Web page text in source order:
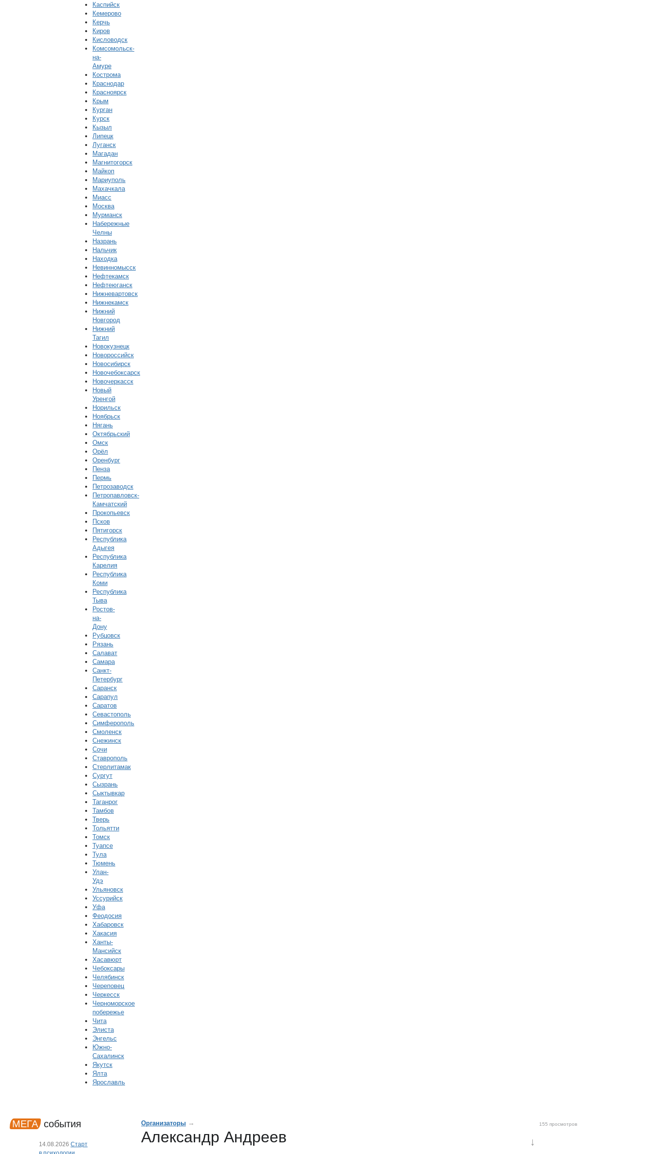
Каспийск
Кемерово
Керчь
Киров
Кисловодск
Комсомольск-
на-
Амуре
Кострома
Краснодар
Красноярск
Крым
Курган
Курск
Кызыл
Липецк
Луганск
Магадан
Магнитогорск
Майкоп
Мариуполь
Махачкала
Миасс
Москва
Мурманск
Набережные
Челны
Назрань
Нальчик
Находка
Невинномысск
Нефтекамск
Нефтеюганск
Нижневартовск
Нижнекамск
Нижний
Новгород
Нижний
Тагил
Новокузнецк
Новороссийск
Новосибирск
Новочебоксарск
Новочеркасск
Новый
Уренгой
Норильск
Ноябрьск
Нягань
Октябрьский
Омск
Орёл
Оренбург
Пенза
Пермь
Петрозаводск
Петропавловск-
Камчатский
Прокопьевск
Псков
Пятигорск
Республика
Адыгея
Республика
Карелия
Республика
Коми
Республика
Тыва
Ростов-
на-
Дону
Рубцовск
Рязань
Салават
Самара
Санкт-
Петербург
Саранск
Сарапул
Саратов
Севастополь
Симферополь
Смоленск
Снежинск
Сочи
Ставрополь
Стерлитамак
Сургут
Сызрань
Сыктывкар
Таганрог
Тамбов
Тверь
Тольятти
Томск
Туапсе
Тула
Тюмень
Улан-
Удэ
Ульяновск
Уссурийск
Уфа
Феодосия
Хабаровск
Хакасия
Ханты-
Мансийск
Хасавюрт
Чебоксары
Челябинск
Череповец
Черкесск
Черноморское
побережье
Чита
Элиста
Энгельс
Южно-
Сахалинск
Якутск
Ялта
Ярославль
↓
Организаторы →
Александр Андреев
155 просмотров
МЕГА события
14.08.2026 Старт